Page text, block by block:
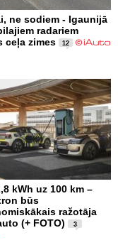
ne sodiem - Igaunijā
radariem
ceļa zimes
12
kWh uz 100 km –
būs
ražotāja
(+ FOTO)
3